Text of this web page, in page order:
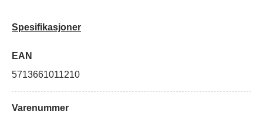
Spesifikasjoner
EAN
5713661011210
Varenummer